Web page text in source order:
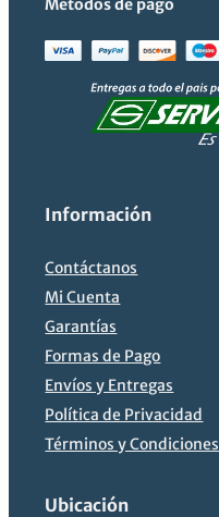
Métodos de pago
Información
Contáctanos
Mi Cuenta
Garantías
Formas de Pago
Envíos y Entregas
Política de Privacidad
Términos y Condiciones
Ubicación